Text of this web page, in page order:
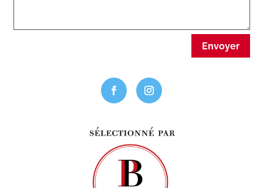
Envoyer